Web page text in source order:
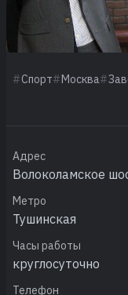
Спорт Москва
Адрес
Волоколамское
Метро
Тушинская
Часы работы
круглосуточно
Телефон